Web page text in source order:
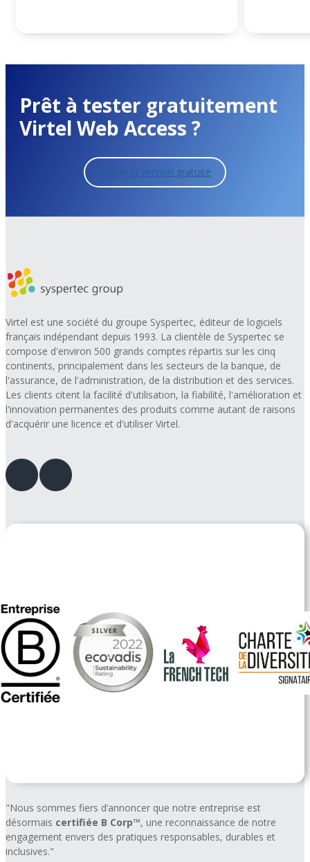
Prêt à tester gratuitement
Virtel Web Access ?
Tester la version gratuite
Virtel est une société du groupe Syspertec, éditeur de logiciels
français indépendant depuis 1993. La clientèle de Syspertec se
compose d'environ 500 grands comptes répartis sur les cinq
continents, principalement dans les secteurs de la banque, de
l'assurance, de l'administration, de la distribution et des services.
Les clients citent la facilité d'utilisation, la fiabilité, l'amélioration et
l'innovation permanentes des produits comme autant de raisons
d'acquérir une licence et d'utiliser Virtel.
"Nous sommes fiers d’annoncer que notre entreprise est
désormais certifiée B Corp™, une reconnaissance de notre
engagement envers des pratiques responsables, durables et
inclusives."